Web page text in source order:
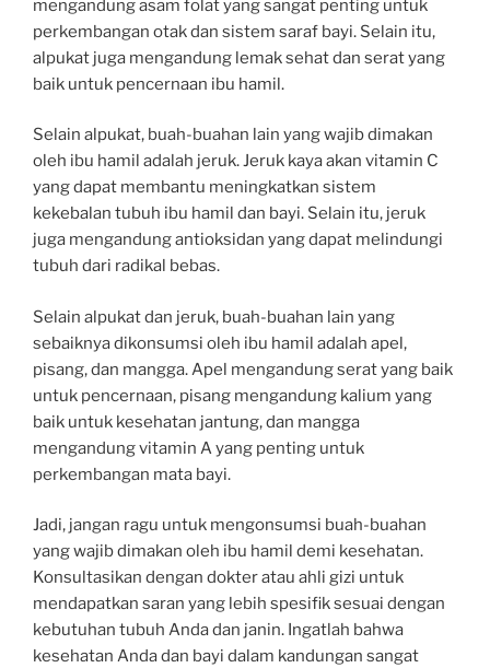
mengandung asam folat yang sangat penting untuk
perkembangan otak dan sistem saraf bayi. Selain itu,
alpukat juga mengandung lemak sehat dan serat yang
baik untuk pencernaan ibu hamil.
Selain alpukat, buah-buahan lain yang wajib dimakan
oleh ibu hamil adalah jeruk. Jeruk kaya akan vitamin C
yang dapat membantu meningkatkan sistem
kekebalan tubuh ibu hamil dan bayi. Selain itu, jeruk
juga mengandung antioksidan yang dapat melindungi
tubuh dari radikal bebas.
Selain alpukat dan jeruk, buah-buahan lain yang
sebaiknya dikonsumsi oleh ibu hamil adalah apel,
pisang, dan mangga. Apel mengandung serat yang baik
untuk pencernaan, pisang mengandung kalium yang
baik untuk kesehatan jantung, dan mangga
mengandung vitamin A yang penting untuk
perkembangan mata bayi.
Jadi, jangan ragu untuk mengonsumsi buah-buahan
yang wajib dimakan oleh ibu hamil demi kesehatan.
Konsultasikan dengan dokter atau ahli gizi untuk
mendapatkan saran yang lebih spesifik sesuai dengan
kebutuhan tubuh Anda dan janin. Ingatlah bahwa
kesehatan Anda dan bayi dalam kandungan sangat